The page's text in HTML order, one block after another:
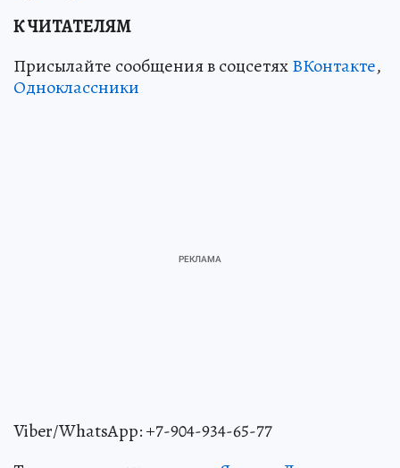
К ЧИТАТЕЛЯМ
Присылайте сообщения в соцсетяхВКонтакте,
Одноклассники
Viber/WhatsApp: +7-904-934-65-77